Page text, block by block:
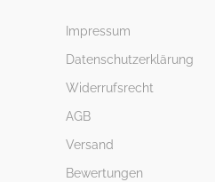
Impressum
Datenschutzerklärung
Widerrufsrecht
AGB
Versand
Bewertungen